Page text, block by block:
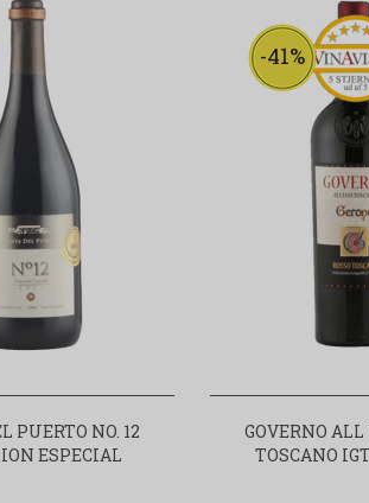
PUERTO NO. 12
ESPECIAL
-41%
GOVERNO ALL
TOSCANO